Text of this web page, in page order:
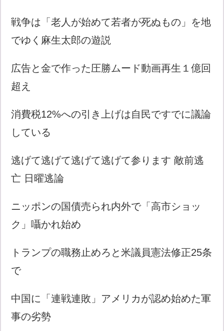
戦争は「老人が始めて若者が死ぬもの」を地
でゆく麻生太郎の遊説
広告と金で作った圧勝ムード動画再生１億回
超え
消費税12%への引き上げは自民ですでに議論
している
逃げて逃げて逃げて逃げて参ります 敵前逃
亡 日曜逃論
ニッポンの国債売られ内外で「高市ショッ
ク」囁かれ始め
トランプの職務止めろと米議員憲法修正25条
で
中国に「連戦連敗」アメリカが認め始めた軍
事の劣勢